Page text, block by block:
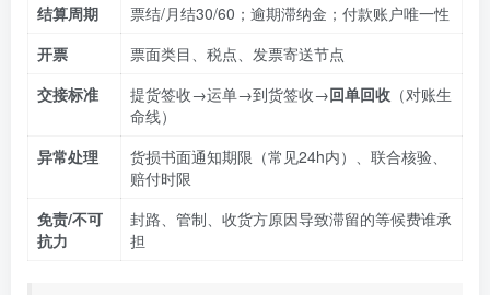
结算周期
票结/月结30/60；逾期滞纳金；付款账户唯一性
开票
票面类目、税点、发票寄送节点
交接标准
提货签收→运单→到货签收→回单回收 （对账生
命线）
异常处理
货损书面通知期限（常见24h内）、联合核验、
赔付时限
免责/不可
抗力
封路、管制、收货方原因导致滞留的等候费谁承
担